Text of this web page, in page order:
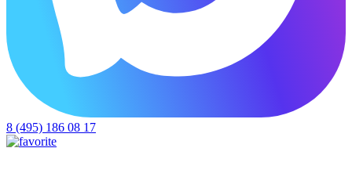
8 (495) 186 08 17